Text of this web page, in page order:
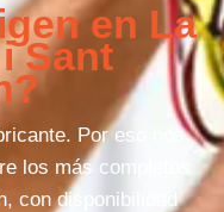
en La
Sant
Por eso nos
los más completos
con disponibilidad